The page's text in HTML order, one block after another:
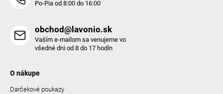
Po-Pia od 8:00 do 16:00
obchod@lavonio.sk
Vaším e-mailom sa venujeme vo
všedné dni od 8 do 17 hodín
O nákupe
Darčekové poukazy